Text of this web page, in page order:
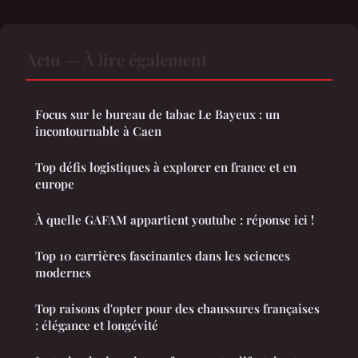
Focus sur le bureau de tabac Le Bayeux : un
incontournable à Caen
Top défis logistiques à explorer en france et en
europe
À quelle GAFAM appartient youtube : réponse ici !
Top 10 carrières fascinantes dans les sciences
modernes
Top raisons d'opter pour des chaussures françaises
: élégance et longévité